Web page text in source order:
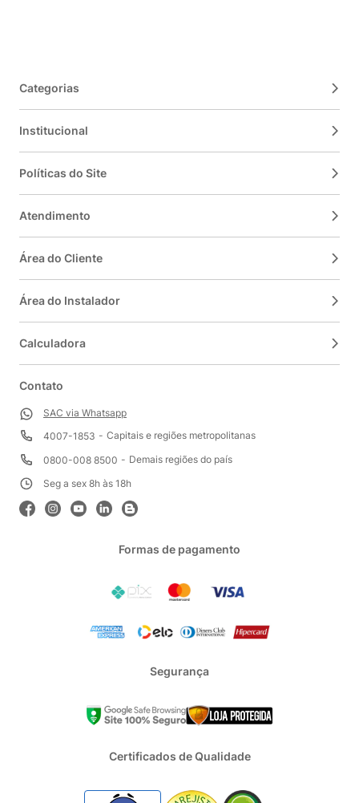
Categorias
Institucional
Políticas do Site
Atendimento
Área do Cliente
Área do Instalador
Calculadora
Contato
SAC via Whatsapp
4007-1853
Capitais e regiões metropolitanas
0800-008 8500
Demais regiões do país
Seg a sex 8h às 18h
Formas de pagamento
Segurança
Certificados de Qualidade